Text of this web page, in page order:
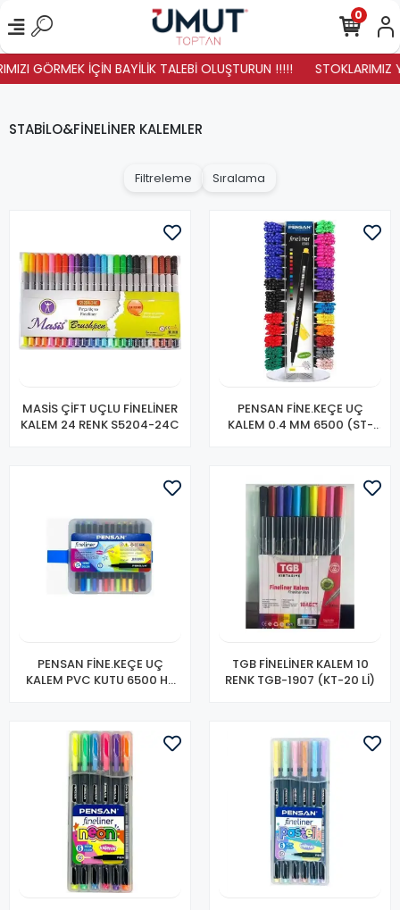
GÖRMEK İÇİN BAYİLİK TALEBİ OLUŞTURUN !!!!! STOKLARIMIZ
0
STABİLO&FİNELİNER KALEMLER
Filtreleme Sıralama
MASİS ÇİFT UÇLU FİNELİNER
KALEM 24 RENK S5204-24C
PENSAN FİNE.KEÇE UÇ
KALEM 0.4 MM 6500 (ST-
PENSAN FİNE.KEÇE UÇ
KALEM PVC KUTU 6500 HP
TGB FİNELİNER KALEM 10
RENK TGB-1907 (KT-20 Lİ)